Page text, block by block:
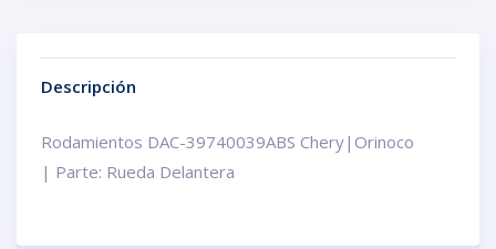
Descripción
Rodamientos DAC-39740039ABS Chery|Orinoco
| Parte: Rueda Delantera